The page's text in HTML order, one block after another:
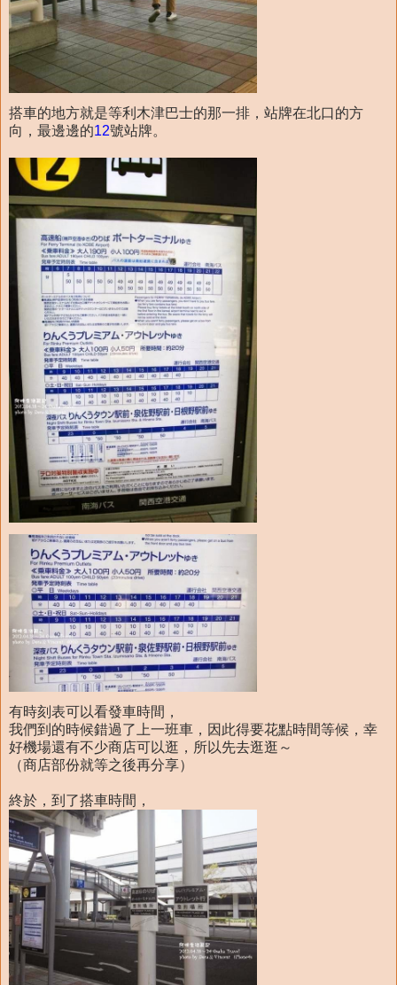
搭車的地方就是等利木津巴士的那一排，站牌在北口的方
向，最邊邊的12號站牌。
有時刻表可以看發車時間，
我們到的時候錯過了上一班車，因此得要花點時間等候，幸
好機場還有不少商店可以逛，所以先去逛逛～
（商店部份就等之後再分享）
終於，到了搭車時間，